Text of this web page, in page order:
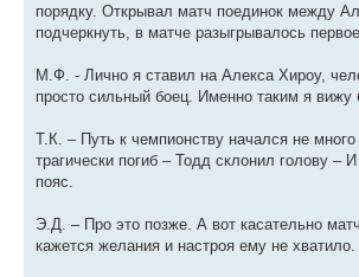
порядку. Открывал матч поединок между
подчеркнуть, в матче разыгрывалось
М.Ф. - Лично я ставил на Алекса Хироу,
просто сильный боец. Именно таким я
Т.К. – Путь к чемпионству начался не
трагически погиб – Тодд склонил голову
пояс.
Э.Д. – Про это позже. А вот касательно
кажется желания и настроя ему не